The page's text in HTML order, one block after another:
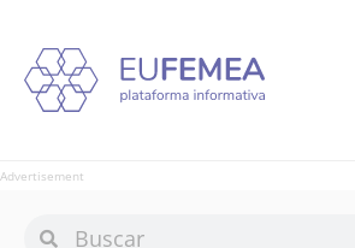
Advertisement